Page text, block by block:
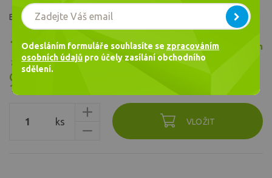
Barva č.2750
Skladem
190,38 Kč/ ks
157,34 Kč bez DPH
Cena celkem
190,38
ks VLOŽIT
Odesláním formuláře souhlasíte se zpracováním
osobních údajů pro účely zasílání obchodního
sdělení.